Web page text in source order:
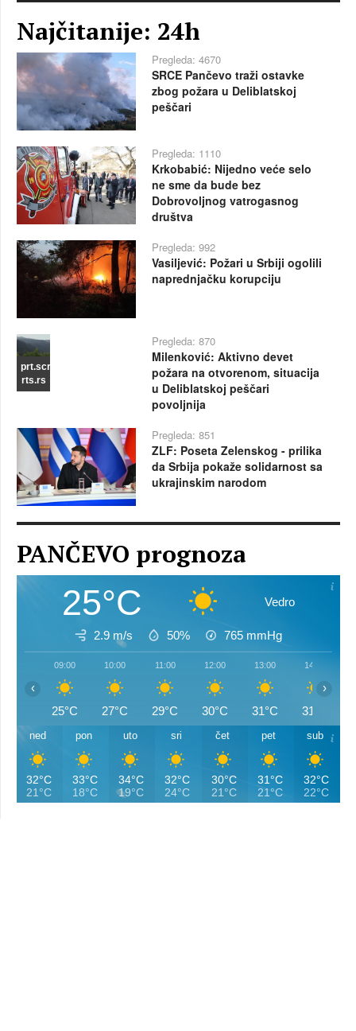
Najčitanije: 24h
Pregleda: 4670
SRCE Pančevo traži ostavke
zbog požara u Deliblatskoj
peščari
Pregleda: 1110
Krkobabić: Nijedno veće selo
ne sme da bude bez
Dobrovoljnog vatrogasnog
društva
Pregleda: 992
Vasiljević: Požari u Srbiji ogolili
naprednjačku korupciju
prt.scr
rts.rs
Pregleda: 870
Milenković: Aktivno devet
požara na otvorenom, situacija
u Deliblatskoj peščari
povoljnija
Pregleda: 851
ZLF: Poseta Zelenskog - prilika
da Srbija pokaže solidarnost sa
ukrajinskim narodom
PANČEVO prognoza
25°C Vedro
2.9 m/s 50% 765 mmHg
09:00
25°C
10:00
27°C
11:00
29°C
12:00
30°C
13:00
31°C
14:00
31°C
‹ ›
ned
32°C
21°C
pon
33°C
18°C
uto
34°C
19°C
sri
32°C
24°C
čet
30°C
21°C
pet
31°C
21°C
sub
32°C
22°C